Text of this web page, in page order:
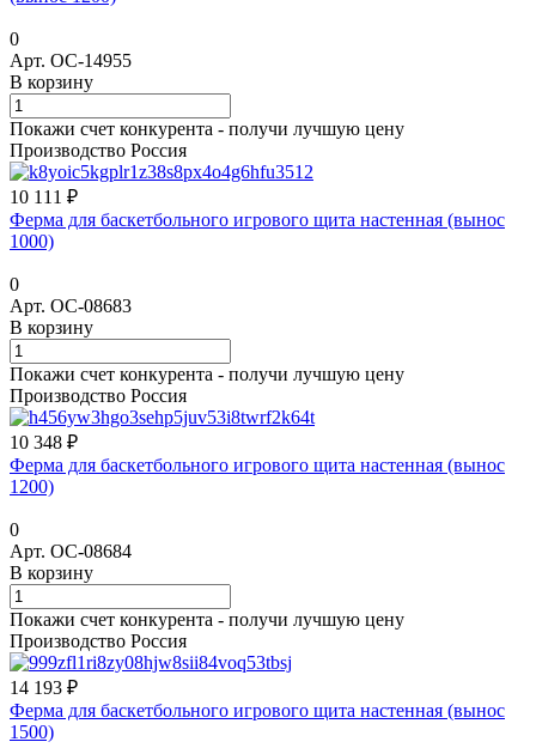
0
Арт. ОС-14955
В корзину
Покажи счет конкурента - получи лучшую цену
Производство Россия
10 111 ₽
Ферма для баскетбольного игрового щита настенная (вынос
1000)
0
Арт. ОС-08683
В корзину
Покажи счет конкурента - получи лучшую цену
Производство Россия
10 348 ₽
Ферма для баскетбольного игрового щита настенная (вынос
1200)
0
Арт. ОС-08684
В корзину
Покажи счет конкурента - получи лучшую цену
Производство Россия
14 193 ₽
Ферма для баскетбольного игрового щита настенная (вынос
1500)